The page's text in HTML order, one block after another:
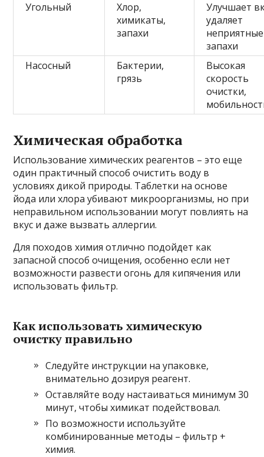
Угольный
Хлор,
химикаты,
запахи
Улучшает
удаляет
неприятные
запахи
Насосный
Бактерии,
грязь
Высокая
скорость
очистки,
Химическая обработка
Использование химических реагентов – это еще
один практичный способ очистить воду в
условиях дикой природы. Таблетки на основе
йода или хлора убивают микроорганизмы, но при
неправильном использовании могут повлиять на
вкус и даже вызвать аллергии.
Для походов химия отлично подойдет как
запасной способ очищения, особенно если нет
возможности развести огонь для кипячения или
использовать фильтр.
Как использовать химическую
очистку правильно
Следуйте инструкции на упаковке,
внимательно дозируя реагент.
Оставляйте воду настаиваться минимум 30
минут, чтобы химикат подействовал.
По возможности используйте
комбинированные методы – фильтр +
химия.